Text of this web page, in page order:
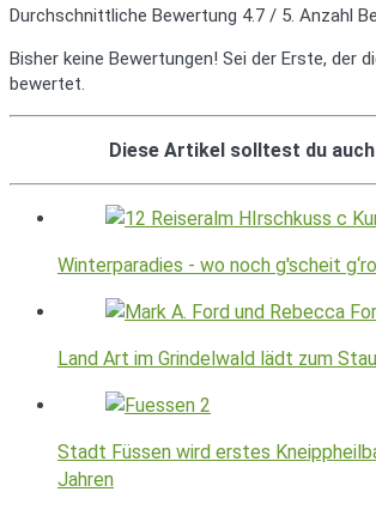
Durchschnittliche Bewertung 4.7 / 5. Anzahl
Bisher keine Bewertungen! Sei der Erste, der
bewertet.
Diese Artikel solltest du
Winterparadies - wo noch g'scheit
Land Art im Grindelwald lädt zum
Stadt Füssen wird erstes
Jahren